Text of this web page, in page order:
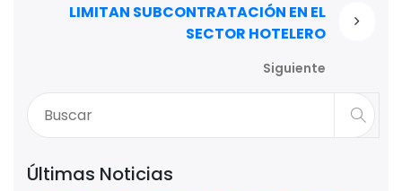
LIMITAN SUBCONTRATACIÓN EN EL
SECTOR HOTELERO
Siguiente
Últimas Noticias